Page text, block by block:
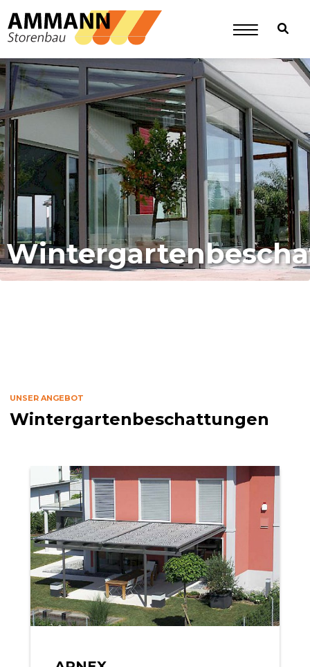
UNSER ANGEBOT
Wintergartenbeschattungen